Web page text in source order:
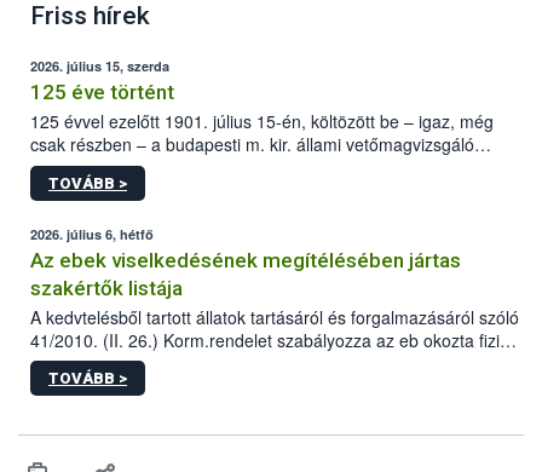
Friss hírek
2026. július 15, szerda
125 éve történt
125 évvel ezelőtt 1901. július 15-én, költözött be – igaz, még
csak részben – a budapesti m. kir. állami vetőmagvizsgáló
állomás a Kis Rókus utca 15. szám alatti, Czigler Győző által
tervezett új épületébe.
TOVÁBB >
2026. július 6, hétfő
Az ebek viselkedésének megítélésében jártas
szakértők listája
A kedvtelésből tartott állatok tartásáról és forgalmazásáról szóló
41/2010. (II. 26.) Korm.rendelet szabályozza az eb okozta fizikai
sérülés, illetve ennek veszélye keletkezésekor felmerülő
hatósági feladatokat, valamint a veszélyes eb tartását és annak
vonni az ebek viselkedésének megítélésében jártas szakértőt.
TOVÁBB >